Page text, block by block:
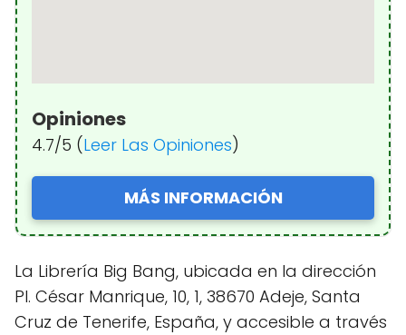
Opiniones
4.7/5 (Leer Las Opiniones)
MÁS INFORMACIÓN
La Librería Big Bang, ubicada en la dirección
Pl. César Manrique, 10, 1, 38670 Adeje, Santa
Cruz de Tenerife, España, y accesible a través